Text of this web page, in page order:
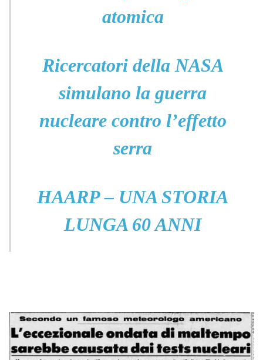
atomica
Ricercatori della NASA
simulano la guerra
nucleare contro l’effetto
serra
HAARP – UNA STORIA
LUNGA 60 ANNI